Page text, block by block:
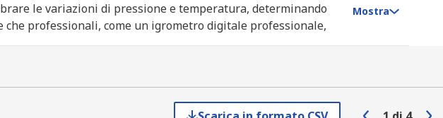
le variazioni di pressione e temperatura, determinando
professionali, come un igrometro digitale professionale,
Mostra